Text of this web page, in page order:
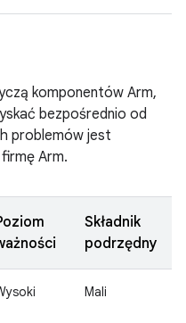
komponentów Arm,
bezpośrednio od
problemów jest
Arm.
Składnik
podrzędny
Mali